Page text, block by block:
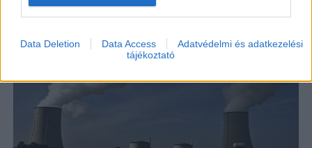
Data Deletion Data Access
Adatvédelmi és adatkezelési
tájékoztató